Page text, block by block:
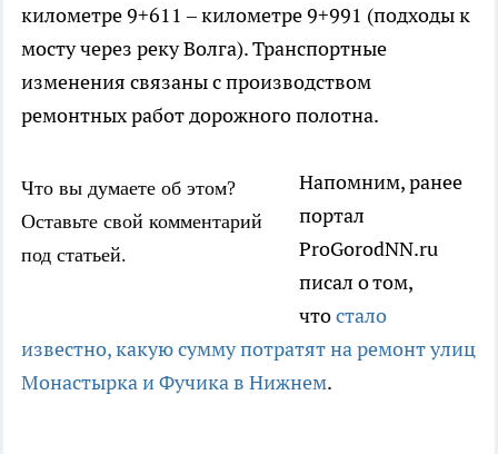
километре 9+611 – километре 9+991 (подходы к
мосту через реку Волга). Транспортные
изменения связаны с производством
ремонтных работ дорожного полотна.
Что вы думаете об этом?
Оставьте свой комментарий
под статьей.
Напомним, ранее
портал
ProGorodNN.ru
писал о том,
чтостало
известно, какую сумму потратят на ремонт улиц
Монастырка и Фучика в Нижнем.